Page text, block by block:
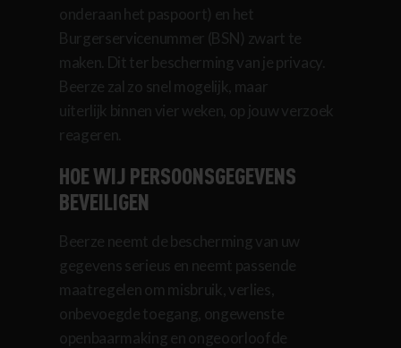
onderaan het paspoort) en het
Burgerservicenummer (BSN) zwart te
maken. Dit ter bescherming van je privacy.
Beerze zal zo snel mogelijk, maar
uiterlijk binnen vier weken, op jouw verzoek
reageren.
HOE WIJ PERSOONSGEGEVENS
BEVEILIGEN
Beerze neemt de bescherming van uw
gegevens serieus en neemt passende
maatregelen om misbruik, verlies,
onbevoegde toegang, ongewenste
openbaarmaking en ongeoorloofde